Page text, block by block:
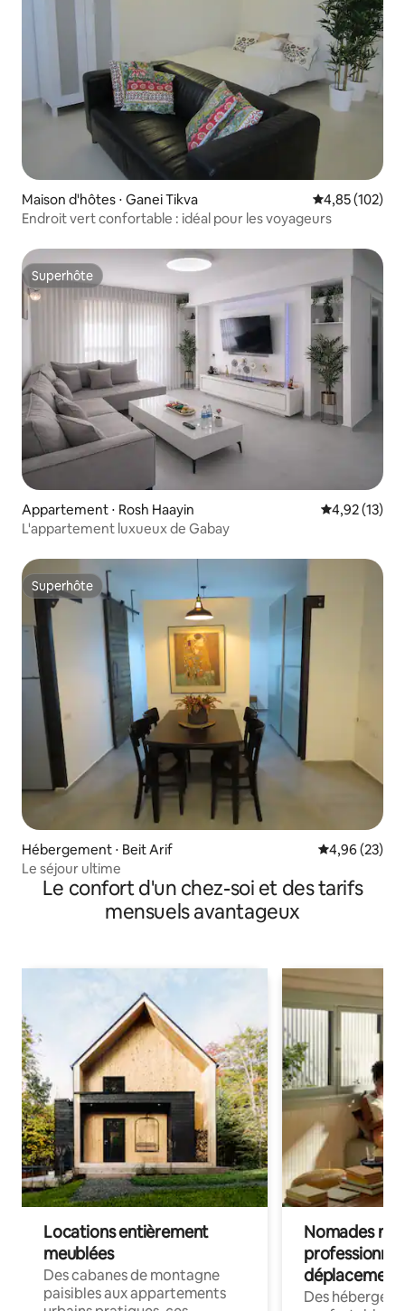
Maison d'hôtes ⋅ Ganei Tikva Évaluation
4,85 (102)
Endroit vert confortable : idéal pour les voyageurs
Superhôte
Superhôte
Appartement ⋅ Rosh Haayin Évaluation
4,92 (13)
L'appartement luxueux de Gabay
Superhôte
Superhôte
Hébergement ⋅ Beit Arif Évaluation
4,96 (23)
Le séjour ultime
Le confort d'un chez-soi et des tarifs
mensuels avantageux
Locations entièrement
meublées
Des cabanes de montagne
paisibles aux appartements
Nomades
déplacement
Des